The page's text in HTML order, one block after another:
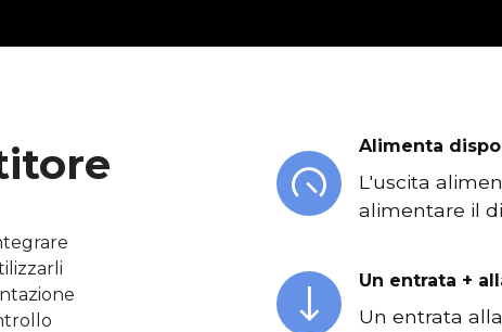
Alimenta
L'uscita
alimentare il
Un entrata +
Un entrata